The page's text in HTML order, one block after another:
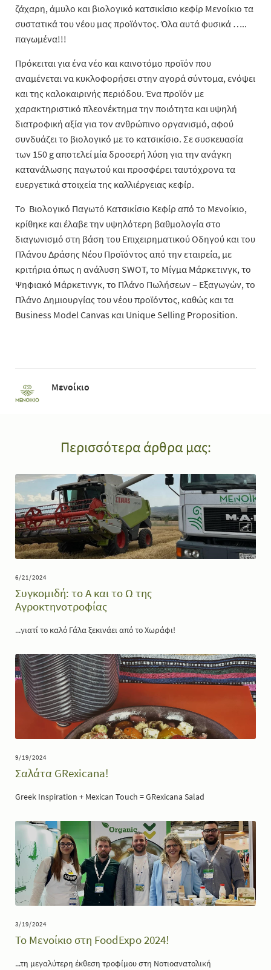
ζάχαρη, άμυλο και βιολογικό κατσικίσιο κεφίρ Μενοίκιο τα
συστατικά του νέου μας προϊόντος. Όλα αυτά φυσικά …..
παγωμένα!!!
Πρόκειται για ένα νέο και καινοτόμο προϊόν που
αναμένεται να κυκλοφορήσει στην αγορά σύντομα, ενόψει
και της καλοκαιρινής περιόδου. Ένα προϊόν με
χαρακτηριστικό πλεονέκτημα την ποιότητα και υψηλή
διατροφική αξία για τον ανθρώπινο οργανισμό, αφού
συνδυάζει το βιολογικό με το κατσικίσιο. Σε συσκευασία
των 150 g αποτελεί μία δροσερή λύση για την ανάγκη
κατανάλωσης παγωτού και προσφέρει ταυτόχρονα τα
ευεργετικά στοιχεία της καλλιέργειας κεφίρ.
Το Βιολογικό Παγωτό Κατσικίσιο Κεφίρ από το Μενοίκιο,
κρίθηκε και έλαβε την υψηλότερη βαθμολογία στο
διαγωνισμό στη βάση του Επιχειρηματικού Οδηγού και του
Πλάνου Δράσης Νέου Προϊόντος από την εταιρεία, με
κριτήρια όπως η ανάλυση SWOT, το Μίγμα Μάρκετινγκ, το
Ψηφιακό Μάρκετινγκ, το Πλάνο Πωλήσεων – Εξαγωγών, το
Πλάνο Δημιουργίας του νέου προϊόντος, καθώς και τα
Business Model Canvas και Unique Selling Proposition.
Μενοίκιο
Περισσότερα άρθρα μας:
6/21/2024
Συγκομιδή: το Α και το Ω της
Αγροκτηνοτροφίας
...γιατί το καλό Γάλα ξεκινάει από το Χωράφι!
9/19/2024
Σαλάτα GRexicana!
Greek Inspiration + Mexican Touch = GRexicana Salad
3/19/2024
Το Μενοίκιο στη FoodExpo 2024!
...τη μεγαλύτερη έκθεση τροφίμου στη Νοτιοανατολική